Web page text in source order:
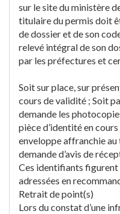
sur le site du ministère
titulaire du permis doit
de dossier et de son
relevé intégral de son
par les préfectures et
Soit sur place, sur
cours de validité ; Soit
demande les
pièce d’identité en
enveloppe affranchie
demande d’avis de
Ces identifiants figurent
adressées en
Retrait de point(s)
Lors du constat d’une